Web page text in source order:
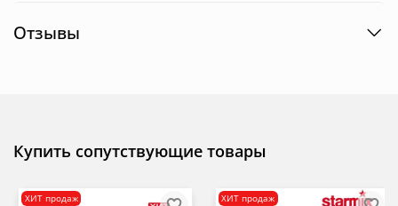
Отзывы
Купить сопутствующие товары
ХИТ продаж ХИТ продаж